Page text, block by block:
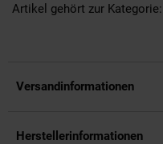
Artikel gehört zur Kategorie:
Versandinformationen
Herstellerinformationen